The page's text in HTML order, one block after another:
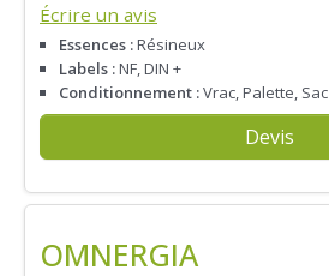
Écrire un avis
Essences :Résineux
Labels :NF, DIN +
Conditionnement :Vrac, Palette, Sac
Devis
OMNERGIA